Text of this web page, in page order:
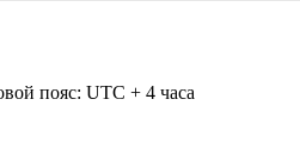
пояс: UTC + 4 часа